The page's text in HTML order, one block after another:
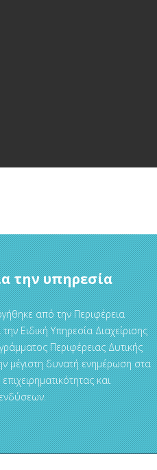
την υπηρεσία
από την Περιφέρεια
Ειδική Υπηρεσία Διαχείρισης
Περιφέρειας Δυτικής
μέγιστη δυνατή ενημέρωση στα
και